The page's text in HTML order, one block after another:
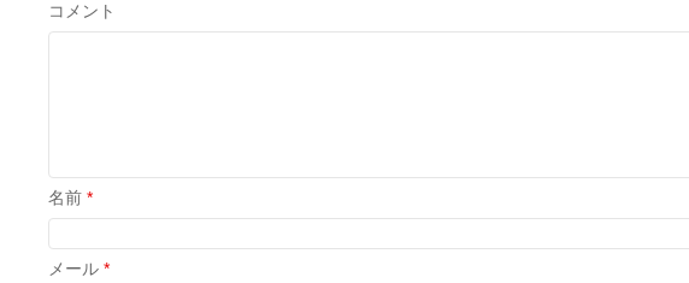
コメント
名前 *
メール *